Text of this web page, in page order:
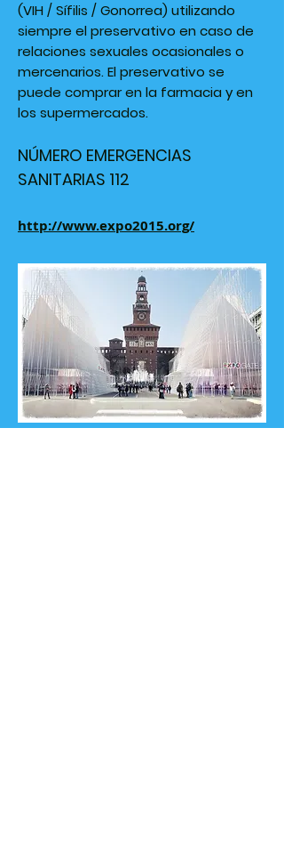
(VIH / Sífilis / Gonorrea) utilizando
siempre el preservativo en caso de
relaciones sexuales ocasionales o
mercenarios. El preservativo se
puede comprar en la farmacia y en
los supermercados.
NÚMERO EMERGENCIAS
SANITARIAS 112
http://www.expo2015.org/